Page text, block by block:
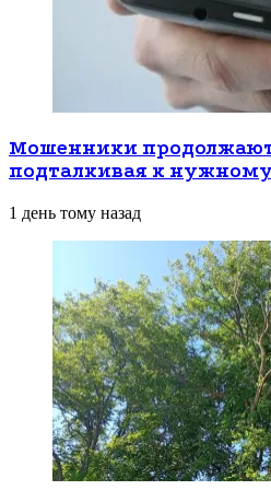
Мошенники продолжают
подталкивая к
1 день тому назад